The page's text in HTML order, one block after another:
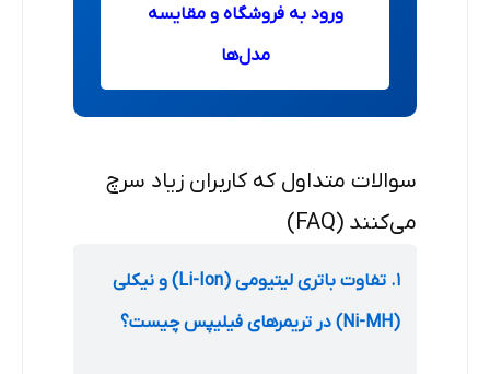
ورود به فروشگاه و مقایسه
مدل‌ها
سوالات متداول که کاربران زیاد سرچ
می‌کنند (FAQ)
۱. تفاوت باتری لیتیومی (Li-Ion) و نیکلی
(Ni-MH) در تریمرهای فیلیپس چیست؟